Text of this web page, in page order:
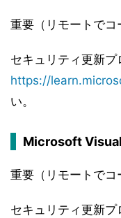
重要（リモートでコ
セキュリティ更新プ
https://
い。
Microsoft
重要（リモートでコ
セキュリティ更新プ